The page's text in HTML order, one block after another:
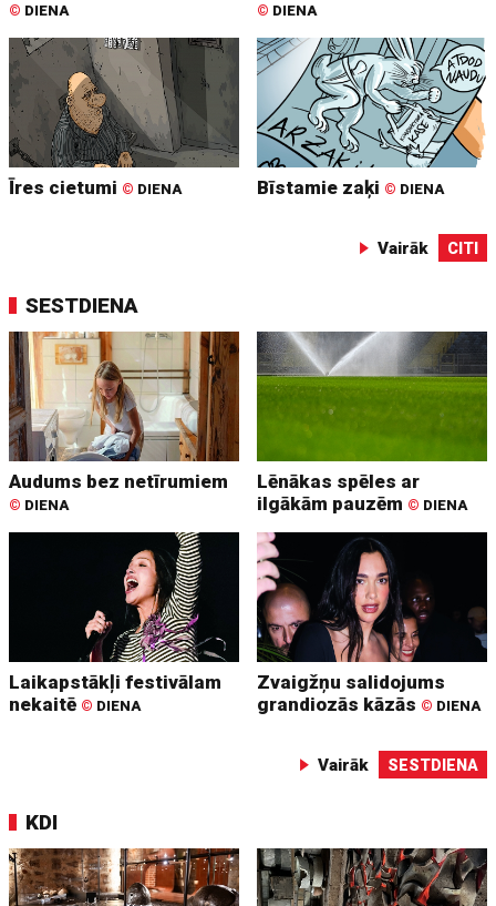
© DIENA © DIENA
Īres cietumi © DIENA Bīstamie zaķi © DIENA
Vairāk CITI
SESTDIENA
Audums bez netīrumiem
© DIENA
Lēnākas spēles ar
ilgākām pauzēm © DIENA
Laikapstākļi festivālam
nekaitē © DIENA
Zvaigžņu salidojums
grandiozās kāzās © DIENA
Vairāk SESTDIENA
KDI